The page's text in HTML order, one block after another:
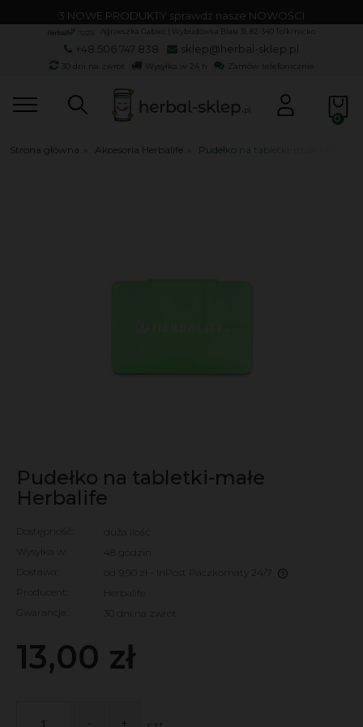
3 NOWE PRODUKTY sprawdź nasze NOWOŚCI
Agnieszka Gabiec | Wybudówka Biała 31, 82-340 Tolkmicko
+48 506 747 838 sklep@herbal-sklep.pl
30 dni na zwrot Wysyłka w 24 h Zamów telefonicznie
Strona główna Akcesoria Herbalife Pudełko na tabletki-małe Herbalife
Pudełko na tabletki-małe
Herbalife
Dostępność:
duża ilość
Wysyłka w:
48 godzin
Dostawa:
od 9,90 zł - InPost Paczkomaty 24/7
Cena nie zawiera ewentualnych kosztów płatności
Producent:
Herbalife
Gwarancja:
30 dni na zwrot
13,00 zł
- +